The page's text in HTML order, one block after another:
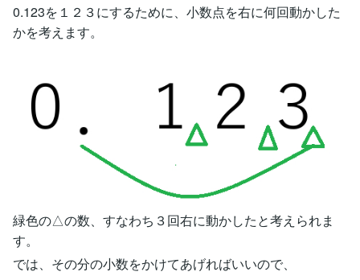
0.123を１２３にするために、小数点を右に何回動かした
かを考えます。
緑色の△の数、すなわち３回右に動かしたと考えられま
す。
では、その分の小数をかけてあげればいいので、